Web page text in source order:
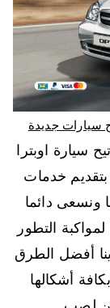
سيارة اوبترا
خدمات
ونسعى دائما
التطور
أفضل الطرق
أشكالها